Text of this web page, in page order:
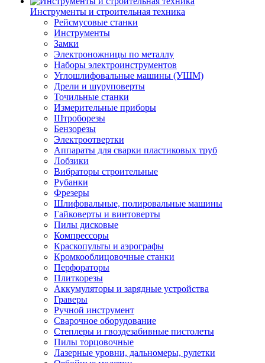
Инструменты и строительная техника
Рейсмусовые станки
Инструменты
Замки
Электроножницы по металлу
Наборы электроинструментов
Углошлифовальные машины (УШМ)
Дрели и шуруповерты
Точильные станки
Измерительные приборы
Штроборезы
Бензорезы
Электроотвертки
Аппараты для сварки пластиковых труб
Лобзики
Вибраторы строительные
Рубанки
Фрезеры
Шлифовальные, полировальные машины
Гайковерты и винтоверты
Пилы дисковые
Компрессоры
Краскопульты и аэрографы
Кромкооблицовочные станки
Перфораторы
Плиткорезы
Аккумуляторы и зарядные устройства
Граверы
Ручной инструмент
Сварочное оборудование
Степлеры и гвоздезабивные пистолеты
Пилы торцовочные
Лазерные уровни, дальномеры, рулетки